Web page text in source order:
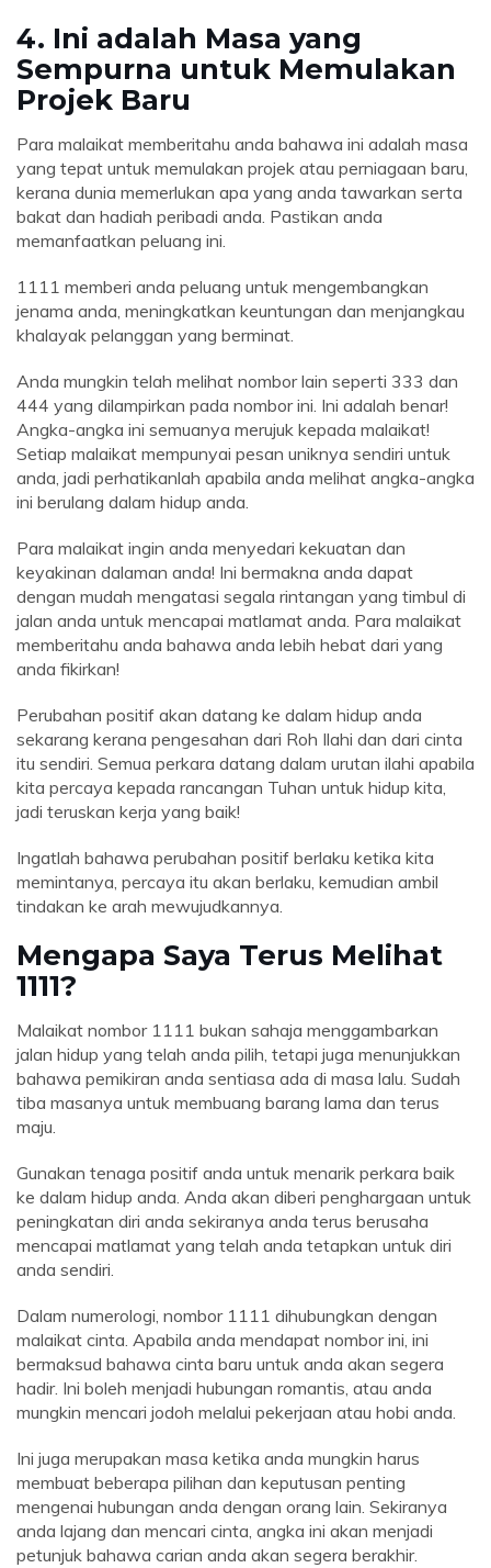
4. Ini adalah Masa yang
Sempurna untuk Memulakan
Projek Baru
Para malaikat memberitahu anda bahawa ini adalah masa
yang tepat untuk memulakan projek atau perniagaan baru,
kerana dunia memerlukan apa yang anda tawarkan serta
bakat dan hadiah peribadi anda. Pastikan anda
memanfaatkan peluang ini.
1111 memberi anda peluang untuk mengembangkan
jenama anda, meningkatkan keuntungan dan menjangkau
khalayak pelanggan yang berminat.
Anda mungkin telah melihat nombor lain seperti 333 dan
444 yang dilampirkan pada nombor ini. Ini adalah benar!
Angka-angka ini semuanya merujuk kepada malaikat!
Setiap malaikat mempunyai pesan uniknya sendiri untuk
anda, jadi perhatikanlah apabila anda melihat angka-angka
ini berulang dalam hidup anda.
Para malaikat ingin anda menyedari kekuatan dan
keyakinan dalaman anda! Ini bermakna anda dapat
dengan mudah mengatasi segala rintangan yang timbul di
jalan anda untuk mencapai matlamat anda. Para malaikat
memberitahu anda bahawa anda lebih hebat dari yang
anda fikirkan!
Perubahan positif akan datang ke dalam hidup anda
sekarang kerana pengesahan dari Roh Ilahi dan dari cinta
itu sendiri. Semua perkara datang dalam urutan ilahi apabila
kita percaya kepada rancangan Tuhan untuk hidup kita,
jadi teruskan kerja yang baik!
Ingatlah bahawa perubahan positif berlaku ketika kita
memintanya, percaya itu akan berlaku, kemudian ambil
tindakan ke arah mewujudkannya.
Mengapa Saya Terus Melihat
1111?
Malaikat nombor 1111 bukan sahaja menggambarkan
jalan hidup yang telah anda pilih, tetapi juga menunjukkan
bahawa pemikiran anda sentiasa ada di masa lalu. Sudah
tiba masanya untuk membuang barang lama dan terus
maju.
Gunakan tenaga positif anda untuk menarik perkara baik
ke dalam hidup anda. Anda akan diberi penghargaan untuk
peningkatan diri anda sekiranya anda terus berusaha
mencapai matlamat yang telah anda tetapkan untuk diri
anda sendiri.
Dalam numerologi, nombor 1111 dihubungkan dengan
malaikat cinta. Apabila anda mendapat nombor ini, ini
bermaksud bahawa cinta baru untuk anda akan segera
hadir. Ini boleh menjadi hubungan romantis, atau anda
mungkin mencari jodoh melalui pekerjaan atau hobi anda.
Ini juga merupakan masa ketika anda mungkin harus
membuat beberapa pilihan dan keputusan penting
mengenai hubungan anda dengan orang lain. Sekiranya
anda lajang dan mencari cinta, angka ini akan menjadi
petunjuk bahawa carian anda akan segera berakhir.